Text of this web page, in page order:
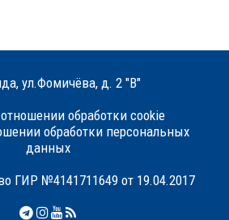
ул.Фомичёва, д. 2 "В"
обработки cookie
обработки персональных
данных
ГИР №4141711649 от 19.04.2017